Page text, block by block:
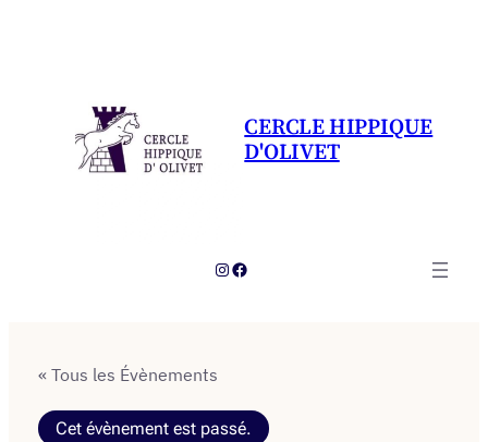
CERCLE HIPPIQUE
D'OLIVET
Instagram
Facebook
« Tous les Évènements
Cet évènement est passé.